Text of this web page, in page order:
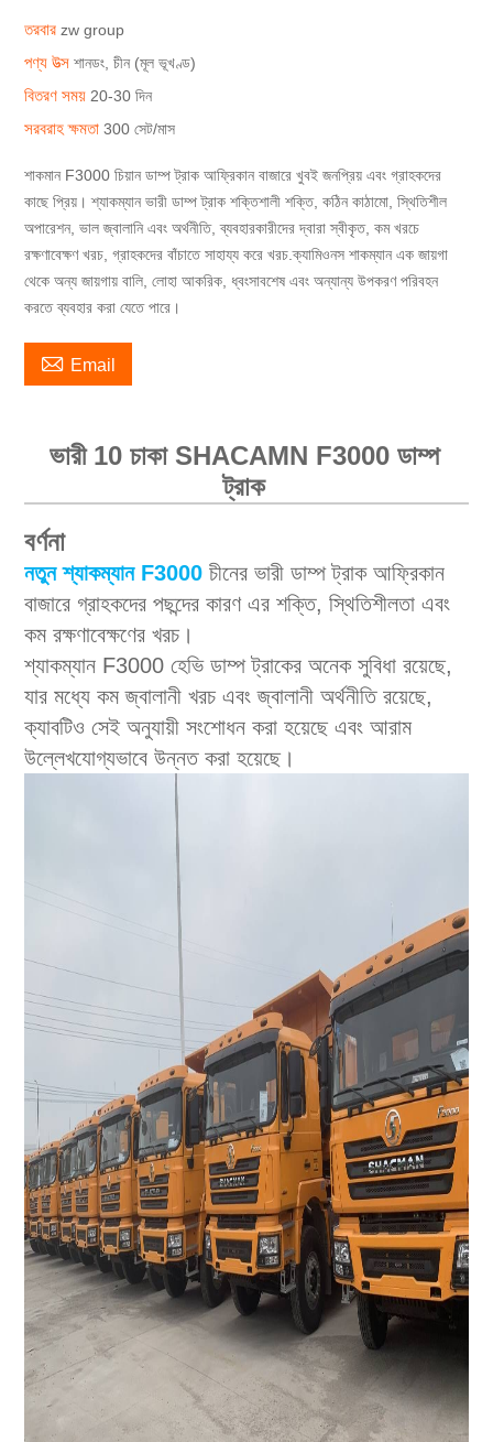
তরবারzw group
পণ্য উত্সশানডং, চীন (মূল ভূখণ্ড)
বিতরণ সময় 20-30 দিন
সরবরাহ ক্ষমতা300 সেট/মাস
শাকমান F3000 চিয়ান ডাম্প ট্রাক আফ্রিকান বাজারে খুবই জনপ্রিয় এবং গ্রাহকদের
কাছে প্রিয়। শ্যাকম্যান ভারী ডাম্প ট্রাক শক্তিশালী শক্তি, কঠিন কাঠামো, স্থিতিশীল
অপারেশন, ভাল জ্বালানি এবং অর্থনীতি, ব্যবহারকারীদের দ্বারা স্বীকৃত, কম খরচে
রক্ষণাবেক্ষণ খরচ, গ্রাহকদের বাঁচাতে সাহায্য করে খরচ.ক্যামিওনস শাকম্যান এক জায়গা
থেকে অন্য জায়গায় বালি, লোহা আকরিক, ধ্বংসাবশেষ এবং অন্যান্য উপকরণ পরিবহন
করতে ব্যবহার করা যেতে পারে।
 Email
ভারী 10 চাকা SHACAMN F3000 ডাম্প
ট্রাক
বর্ণনা
নতুন শ্যাকম্যান F3000 চীনের ভারী ডাম্প ট্রাক আফ্রিকান
বাজারে গ্রাহকদের পছন্দের কারণ এর শক্তি, স্থিতিশীলতা এবং
কম রক্ষণাবেক্ষণের খরচ।
শ্যাকম্যান F3000 হেভি ডাম্প ট্রাকের অনেক সুবিধা রয়েছে,
যার মধ্যে কম জ্বালানী খরচ এবং জ্বালানী অর্থনীতি রয়েছে,
ক্যাবটিও সেই অনুযায়ী সংশোধন করা হয়েছে এবং আরাম
উল্লেখযোগ্যভাবে উন্নত করা হয়েছে।